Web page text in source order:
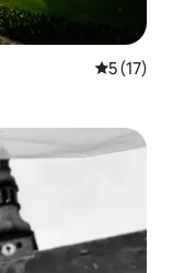
5 (17)